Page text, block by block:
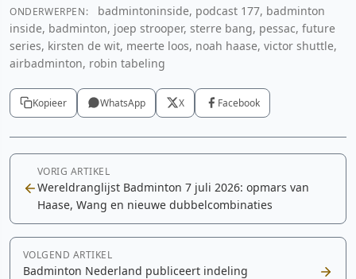
Cookie-instellingen aanpassen
YouTube video
Cookie-instellingen aanpassen
ONDERWERPEN:
badmintoninside, podcast 177, badminton
inside, badminton, joep strooper, sterre bang, pessac, future
series, kirsten de wit, meerte loos, noah haase, victor shuttle,
airbadminton, robin tabeling
Kopieer WhatsApp X Facebook
VORIG ARTIKEL
Wereldranglijst Badminton 7 juli 2026: opmars van
Haase, Wang en nieuwe dubbelcombinaties
VOLGEND ARTIKEL
Badminton Nederland publiceert indeling